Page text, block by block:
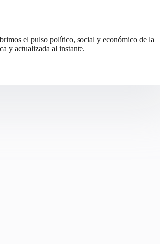
el pulso político, social y económico de la
y actualizada al instante.